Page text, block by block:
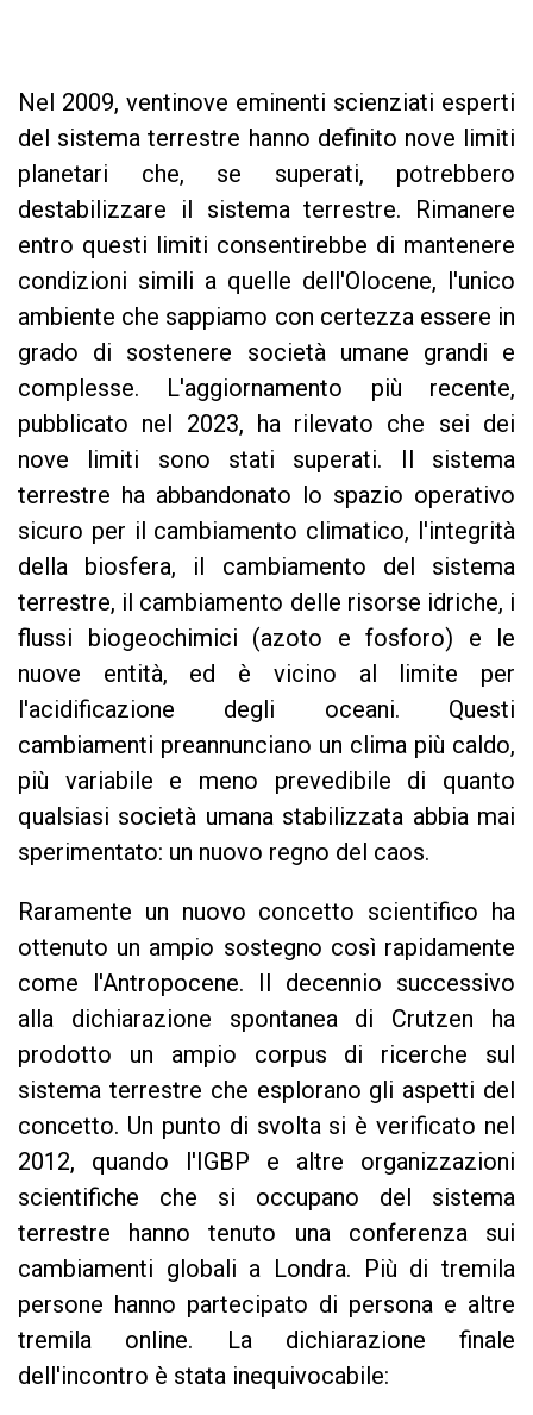
Nel 2009, ventinove eminenti scienziati esperti
del sistema terrestre hanno definito nove limiti
planetari che, se superati, potrebbero
destabilizzare il sistema terrestre. Rimanere
entro questi limiti consentirebbe di mantenere
condizioni simili a quelle dell'Olocene, l'unico
ambiente che sappiamo con certezza essere in
grado di sostenere società umane grandi e
complesse. L'aggiornamento più recente,
pubblicato nel 2023, ha rilevato che sei dei
nove limiti sono stati superati. Il sistema
terrestre ha abbandonato lo spazio operativo
sicuro per il cambiamento climatico, l'integrità
della biosfera, il cambiamento del sistema
terrestre, il cambiamento delle risorse idriche, i
flussi biogeochimici (azoto e fosforo) e le
nuove entità, ed è vicino al limite per
l'acidificazione degli oceani. Questi
cambiamenti preannunciano un clima più caldo,
più variabile e meno prevedibile di quanto
qualsiasi società umana stabilizzata abbia mai
sperimentato: un nuovo regno del caos.
Raramente un nuovo concetto scientifico ha
ottenuto un ampio sostegno così rapidamente
come l'Antropocene. Il decennio successivo
alla dichiarazione spontanea di Crutzen ha
prodotto un ampio corpus di ricerche sul
sistema terrestre che esplorano gli aspetti del
concetto. Un punto di svolta si è verificato nel
2012, quando l'IGBP e altre organizzazioni
scientifiche che si occupano del sistema
terrestre hanno tenuto una conferenza sui
cambiamenti globali a Londra. Più di tremila
persone hanno partecipato di persona e altre
tremila online. La dichiarazione finale
dell'incontro è stata inequivocabile: